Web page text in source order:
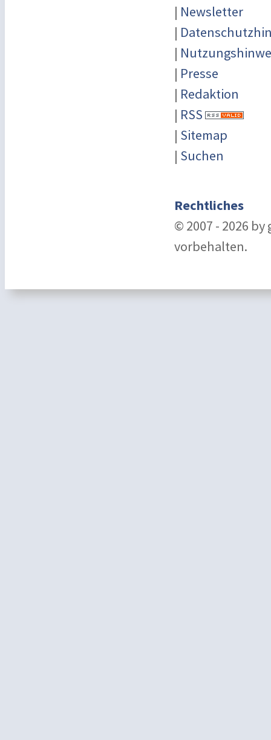
| Newsletter
|
|
| Presse
| Redaktion
| RSS
| Sitemap
| Suchen
Rechtliches
© 2007 - 2026
vorbehalten.